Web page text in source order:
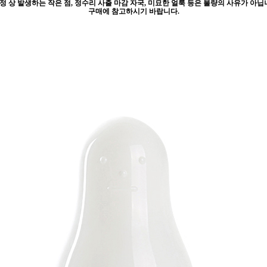
상 발생하는 작은 점, 정수리 사출 마감 자국, 미묘한 얼룩 등은 불량의 사유가 아닙
구매에 참고하시기 바랍니다.